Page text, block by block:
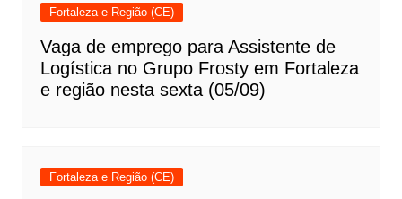
Fortaleza e Região (CE)
Vaga de emprego para Assistente de
Logística no Grupo Frosty em Fortaleza
e região nesta sexta (05/09)
Fortaleza e Região (CE)